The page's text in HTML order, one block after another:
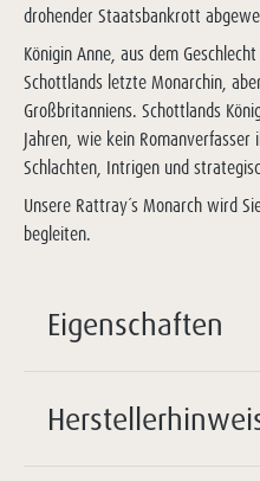
drohender Staatsbankrott
Königin Anne, aus dem
Schottlands letzte Monarchin,
Großbritanniens. Schottlands
Jahren, wie kein
Schlachten, Intrigen und
Unsere Rattray´s Monarch wird
begleiten.
Eigenschaften